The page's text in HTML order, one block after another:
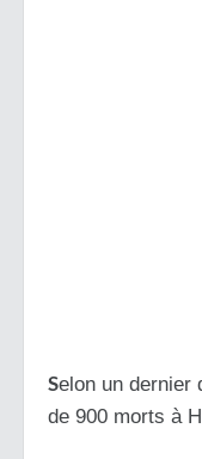
Selon un dernier
de 900 morts à